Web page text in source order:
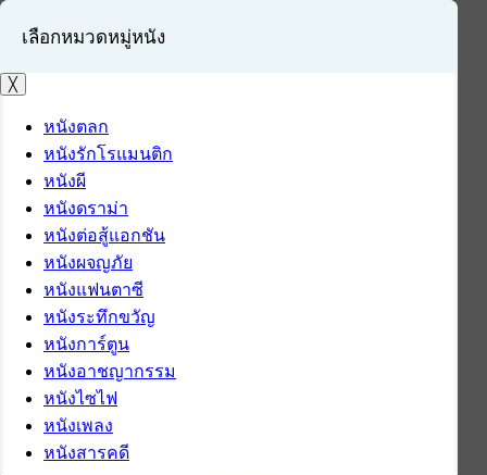
เข้าสู่ระบบ
สมัครสมาชิก
เลือกหมวดหมู่หนัง
╳
หนังตลก
หนังรักโรแมนติก
หนังผี
หนังดราม่า
หนังต่อสู้แอกชัน
หนังผจญภัย
หนังแฟนตาซี
หนังระทึกขวัญ
หนังการ์ตูน
หนังอาชญากรรม
หนังไซไฟ
หนังเพลง
หนังสารคดี